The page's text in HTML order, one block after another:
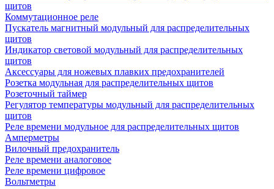
щитов
Коммутационное реле
Пускатель магнитный модульный для распределительных
щитов
Индикатор световой модульный для распределительных
щитов
Аксессуары для ножевых плавких предохранителей
Розетка модульная для распределительных щитов
Розеточный таймер
Регулятор температуры модульный для распределительных
щитов
Реле времени модульное для распределительных щитов
Амперметры
Вилочный предохранитель
Реле времени аналоговое
Реле времени цифровое
Вольтметры